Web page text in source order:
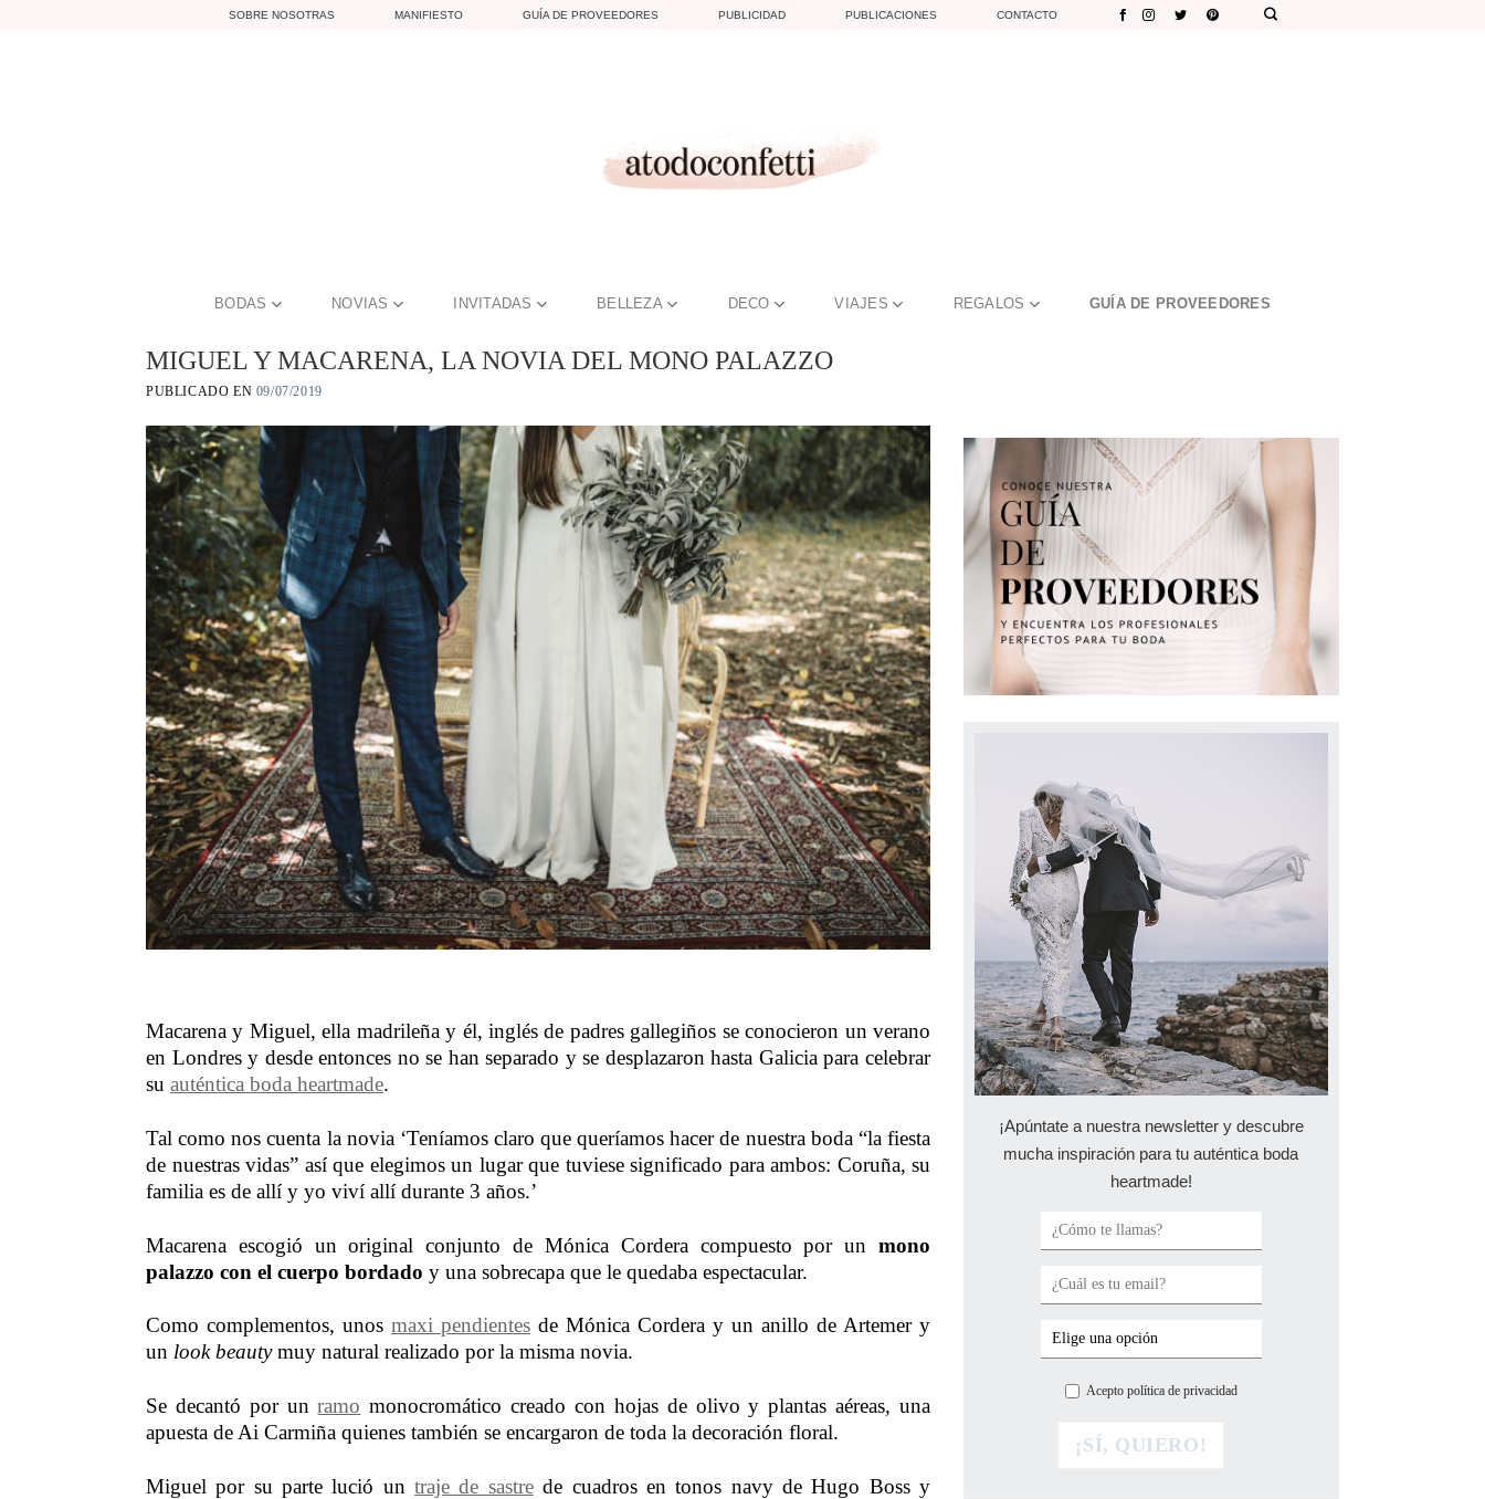
SOBRE NOSOTRAS MANIFIESTO GUÍA DE PROVEEDORES PUBLICIDAD PUBLICACIONES CONTACTO
BODAS NOVIAS INVITADAS BELLEZA DECO VIAJES REGALOS GUÍA DE PROVEEDORES
MIGUEL Y MACARENA, LA NOVIA DEL MONO PALAZZO
PUBLICADO EN 09/07/2019
Macarena y Miguel, ella madrileña y él, inglés de padres gallegiños se conocieron un verano
en Londres y desde entonces no se han separado y se desplazaron hasta Galicia para celebrar
su auténtica boda heartmade.
Tal como nos cuenta la novia ‘Teníamos claro que queríamos hacer de nuestra boda “la fiesta
de nuestras vidas” así que elegimos un lugar que tuviese significado para ambos: Coruña, su
familia es de allí y yo viví allí durante 3 años.’
Macarena escogió un original conjunto de Mónica Cordera compuesto por un mono
palazzo con el cuerpo bordado y una sobrecapa que le quedaba espectacular.
Como complementos, unos maxi pendientes de Mónica Cordera y un anillo de Artemer y
un look beautymuy natural realizado por la misma novia.
Se decantó por unramo monocromático creado con hojas de olivo y plantas aéreas, una
apuesta de Ai Carmiña quienes también se encargaron de toda la decoración floral.
Miguel por su parte lució untraje de sastrede cuadros en tonos navy de Hugo Boss y
¡Apúntate a nuestra newsletter y descubre
mucha inspiración para tu auténtica boda
heartmade!
Acepto política de privacidad